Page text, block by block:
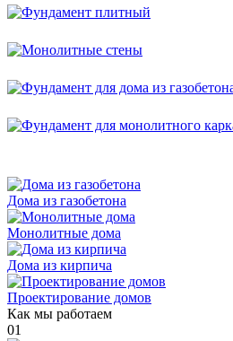
Дома из газобетона
Монолитные дома
Дома из кирпича
Проектирование домов
Как мы работаем
01